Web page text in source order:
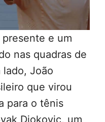
presente e um
nas quadras de
lado, João
que virou
para o tênis